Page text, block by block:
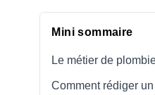
Mini sommaire
Le métier de
Comment rédiger